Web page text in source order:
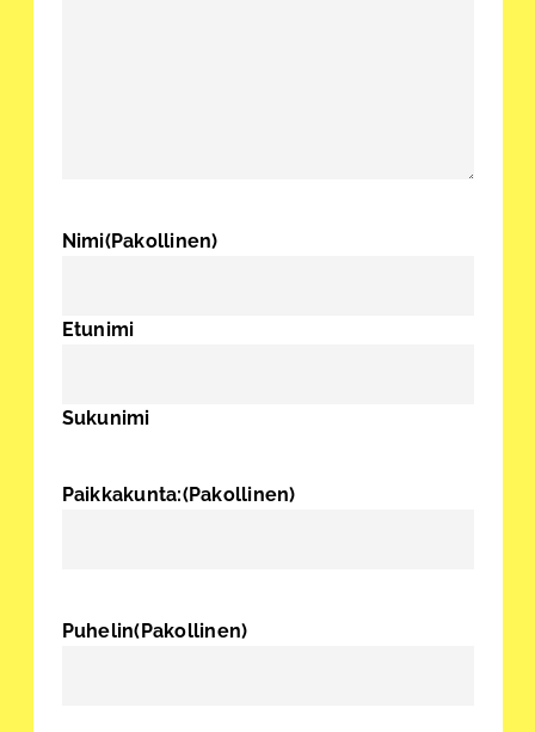
Nimi(Pakollinen)
Etunimi
Sukunimi
Paikkakunta:(Pakollinen)
Puhelin(Pakollinen)